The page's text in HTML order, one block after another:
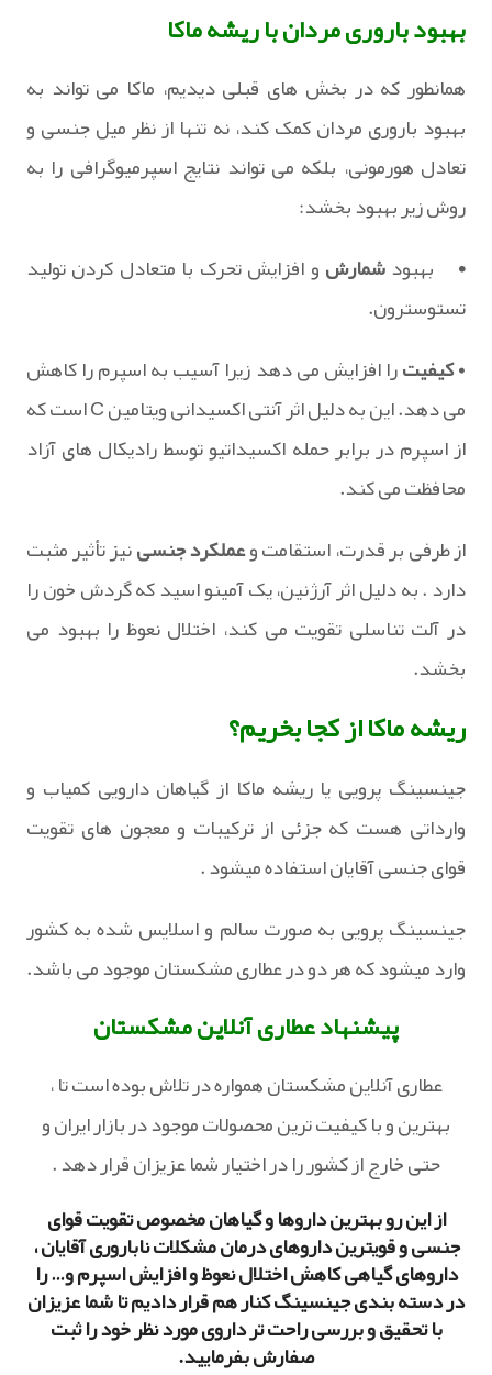
بهبود باروری مردان با ریشه ماکا
همانطور که در بخش های قبلی دیدیم، ماکا می تواند به
بهبود باروری مردان کمک کند، نه تنها از نظر میل جنسی و
تعادل هورمونی، بلکه می تواند نتایج اسپرمیوگرافی را به
روش زیر بهبود بخشد:
• بهبودشمارشو افزایش تحرک با متعادل کردن تولید
تستوسترون.
•کیفیترا افزایش می دهد زیرا آسیب به اسپرم را کاهش
می دهد. این به دلیل اثر آنتی اکسیدانی ویتامین C است که
از اسپرم در برابر حمله اکسیداتیو توسط رادیکال های آزاد
محافظت می کند.
از طرفی بر قدرت، استقامت وعملکرد جنسینیز تأثیر مثبت
دارد . به دلیل اثر آرژنین، یک آمینو اسید که گردش خون را
در آلت تناسلی تقویت می کند، اختلال نعوظ را بهبود می
بخشد.
ریشه ماکا از کجا بخریم؟
جینسینگ پرویی یا ریشه ماکا از گیاهان دارویی کمیاب و
وارداتی هست که جزئی از ترکیبات و معجون های تقویت
قوای جنسی آقایان استفاده میشود .
جینسینگ پرویی به صورت سالم و اسلایس شده به کشور
وارد میشود که هر دو در عطاری مشکستان موجود می باشد.
پیشنهادعطاری آنلاینمشکستان
عطاری آنلاین مشکستان همواره در تلاش بوده است تا ،
بهترین و با کیفیت ترین محصولات موجود در بازار ایران و
حتی خارج از کشور را در اختیار شما عزیزان قرار دهد .
از این رو بهترین داروها و گیاهان مخصوص تقویت قوای
جنسی و قویترین داروهای درمان مشکلات ناباروری آقایان ،
داروهای گیاهی کاهش اختلال نعوظ و افزایش اسپرم و… را
در دسته بندی جینسینگ کنار هم قرار دادیم تا شما عزیزان
با تحقیق و بررسی راحت تر داروی مورد نظر خود را ثبت
صفارش بفرمایید.